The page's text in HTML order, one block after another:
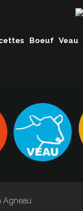
Boeuf Veau
Agneau